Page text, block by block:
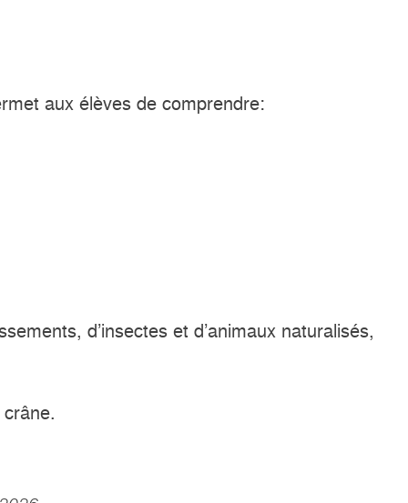
aux élèves de comprendre:
d’insectes et d’animaux naturalisés,